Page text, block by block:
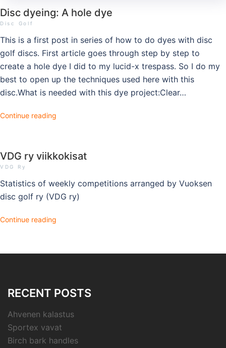
Disc Golf
Disc dyeing: A hole dye
This is a first post in series of how to do dyes with disc
golf discs. First article goes through step by step to
create a hole dye I did to my lucid-x trespass. So I do my
best to open up the techniques used here with this
disc.What is needed with this dye project:Clear…
Continue reading
VDG Ry
VDG ry viikkokisat
Statistics of weekly competitions arranged by Vuoksen
disc golf ry (VDG ry)
Continue reading
RECENT POSTS
Ahvenen kalastus
Sportex vavat
Birch bark handles